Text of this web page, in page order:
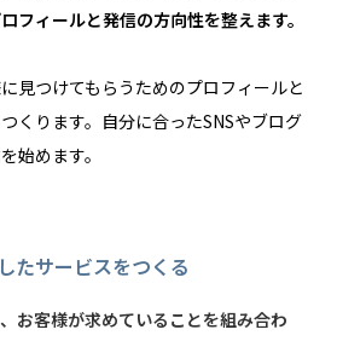
フィールと発信の方向性を整えます。
見つけてもらうためのプロフィールと
くります。自分に合ったSNSやブログ
始めます。
たサービスをつくる
お客様が求めていることを組み合わ